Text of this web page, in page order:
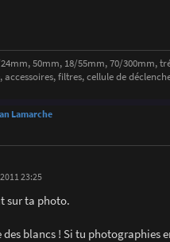
24mm, 50mm, 18/55mm, 70/300mm,
filtres, cellule de
Lamarche
23:25
sur ta photo.
des blancs ! Si tu photographies